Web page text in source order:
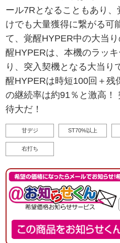
ール7Rとなることもあり
けでも大量獲得に繋がる可
て、覚醒HYPER中の大当
醒HYPERは、本機のラッ
り、突入契機となる大当り
醒HYPERは時短100回＋残
の継続率は約91％と激高！
待大だ！
甘デジ ST70%以上
右打ち